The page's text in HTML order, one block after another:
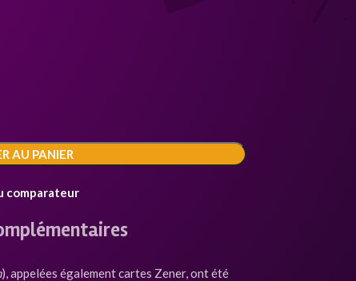
AU PANIER
comparateur
), appelées également cartes Zener, ont été